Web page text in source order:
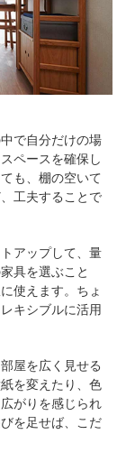
で自分だけの場
ペースを確保し
も、棚の空いて
工夫することで
アップして、量
具を選ぶこと
使えます。ちょ
キシブルに活用
屋を広く見せる
を変えたり、色
がりを感じられ
を足せば、こだ